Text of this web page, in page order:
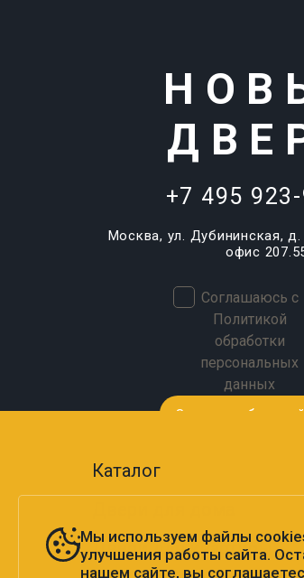
+7 495
Москва, ул. Дубининская, д.
офис
Соглашаюсь с
Политикой
обработки
персональных
данных
Каталог
Двери для квартиры
Мы используем файлы
улучшения работы сайта.
нашем сайте, вы